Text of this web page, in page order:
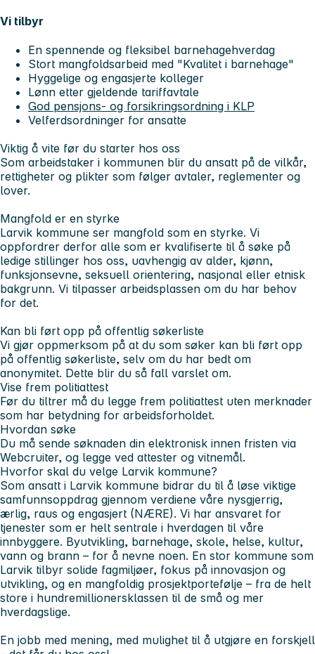
Vi tilbyr
En spennende og fleksibel barnehagehverdag
Stort mangfoldsarbeid med "Kvalitet i barnehage"
Hyggelige og engasjerte kolleger
Lønn etter gjeldende tariffavtale
God pensjons- og forsikringsordning i KLP
Velferdsordninger for ansatte
Viktig å vite før du starter hos oss
Som arbeidstaker i kommunen blir du ansatt på de vilkår,
rettigheter og plikter som følger avtaler, reglementer og
lover.
Mangfold er en styrke
Larvik kommune ser mangfold som en styrke. Vi
oppfordrer derfor alle som er kvalifiserte til å søke på
ledige stillinger hos oss, uavhengig av alder, kjønn,
funksjonsevne, seksuell orientering, nasjonal eller etnisk
bakgrunn. Vi tilpasser arbeidsplassen om du har behov
for det.
Kan bli ført opp på offentlig søkerliste
Vi gjør oppmerksom på at du som søker kan bli ført opp
på offentlig søkerliste, selv om du har bedt om
anonymitet. Dette blir du så fall varslet om.
Vise frem politiattest
Før du tiltrer må du legge frem politiattest uten merknader
som har betydning for arbeidsforholdet.
Hvordan søke
Du må sende søknaden din elektronisk innen fristen via
Webcruiter, og legge ved attester og vitnemål.
Hvorfor skal du velge Larvik kommune?
Som ansatt i Larvik kommune bidrar du til å løse viktige
samfunnsoppdrag gjennom verdiene våre nysgjerrig,
ærlig, raus og engasjert (NÆRE). Vi har ansvaret for
tjenester som er helt sentrale i hverdagen til våre
innbyggere. Byutvikling, barnehage, skole, helse, kultur,
vann og brann – for å nevne noen. En stor kommune som
Larvik tilbyr solide fagmiljøer, fokus på innovasjon og
utvikling, og en mangfoldig prosjektportefølje – fra de helt
store i hundremillionersklassen til de små og mer
hverdagslige.
En jobb med mening, med mulighet til å utgjøre en forskjell